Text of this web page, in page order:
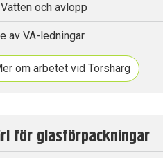
Vatten och avlopp
av VA-ledningar.
om arbetet vid Torsharg
för glasförpackningar